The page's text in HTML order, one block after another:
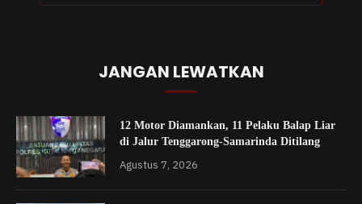
JANGAN LEWATKAN
12 Motor Diamankan, 11 Pelaku Balap Liar
di Jalur Tenggarong-Samarinda Ditilang
Agustus 7, 2026